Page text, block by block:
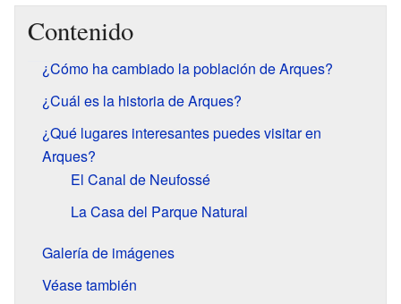
Contenido
¿Cómo ha cambiado la población de Arques?
¿Cuál es la historia de Arques?
¿Qué lugares interesantes puedes visitar en
Arques?
El Canal de Neufossé
La Casa del Parque Natural
Galería de imágenes
Véase también